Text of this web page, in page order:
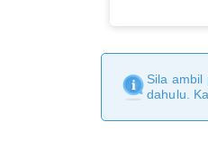
Sila ambil
dahulu.